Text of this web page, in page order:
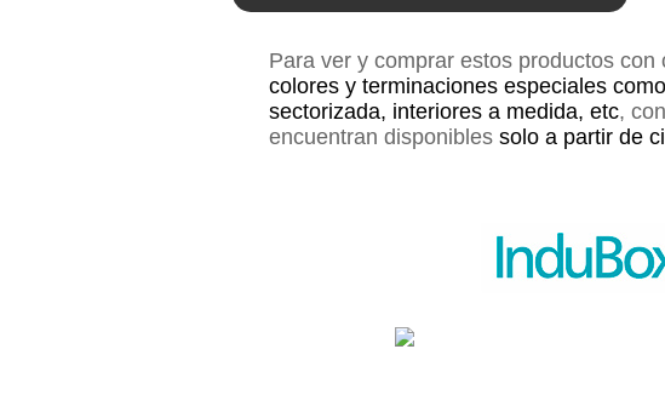
Para ver y comprar estos productos con
colores y terminaciones especiales
sectorizada, interiores a medida, etc,
encuentran disponibles solo a partir de